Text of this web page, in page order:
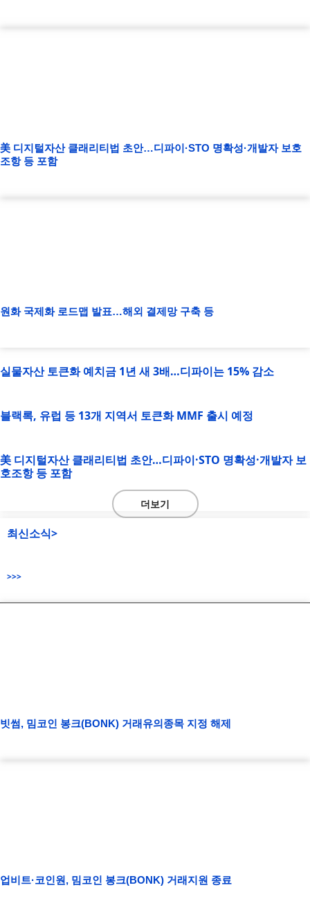
美 디지털자산 클래리티법 초안…디파이·STO 명확성·개발자 보호
조항 등 포함
원화 국제화 로드맵 발표…해외 결제망 구축 등
실물자산 토큰화 예치금 1년 새 3배…디파이는 15% 감소
블랙록, 유럽 등 13개 지역서 토큰화 MMF 출시 예정
美 디지털자산 클래리티법 초안…디파이·STO 명확성·개발자 보
호조항 등 포함
더보기
최신소식>
>>>
빗썸, 밈코인 봉크(BONK) 거래유의종목 지정 해제
업비트·코인원, 밈코인 봉크(BONK) 거래지원 종료